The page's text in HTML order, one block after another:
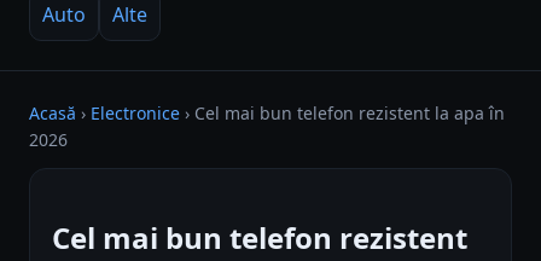
Auto
Alte
Acasă › Electronice › Cel mai bun telefon rezistent la apa în
2026
Cel mai bun telefon rezistent